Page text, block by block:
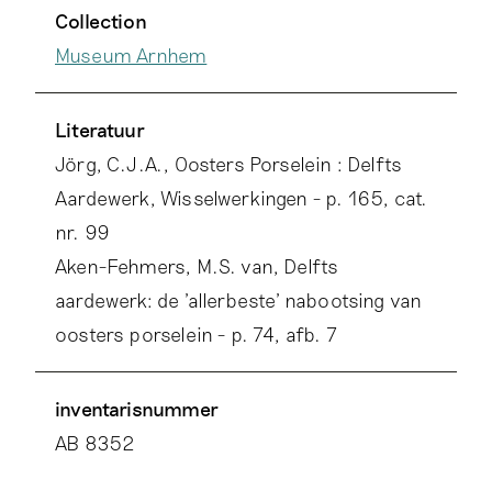
Collection
Museum Arnhem
Literatuur
Jörg, C.J.A., Oosters Porselein : Delfts
Aardewerk, Wisselwerkingen - p. 165, cat.
nr. 99
Aken-Fehmers, M.S. van, Delfts
aardewerk: de 'allerbeste' nabootsing van
oosters porselein - p. 74, afb. 7
inventarisnummer
AB 8352